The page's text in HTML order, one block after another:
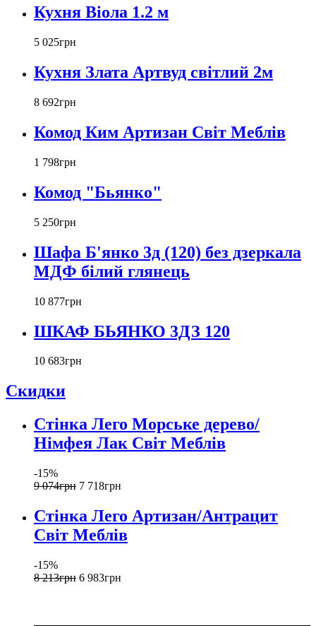
Кухня Віола 1.2 м
5 025грн
Кухня Злата Артвуд світлий 2м
8 692грн
Комод Ким Артизан Світ Меблів
1 798грн
Комод "Бьянко"
5 250грн
Шафа Б'янко 3д (120) без дзеркала
МДФ білий глянець
10 877грн
ШКАФ БЬЯНКО 3ДЗ 120
10 683грн
Скидки
Стінка Лего Морське дерево/
Німфея Лак Світ Меблів
-15%
9 074грн 7 718грн
Стінка Лего Артизан/Антрацит
Світ Меблів
-15%
8 213грн 6 983грн